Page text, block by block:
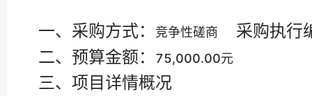
一、采购方式： 竞争性磋商
采购执行
二、预算金额：
75,000.00元
三、项目详情概况